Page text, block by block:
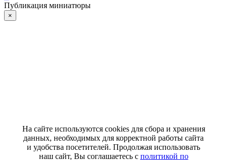
Публикация миниатюры
×
На сайте используются cookies для сбора и хранения
данных, необходимых для корректной работы сайта
и удобства посетителей. Продолжая использовать
наш сайт, Вы соглашаетесь с политикой по